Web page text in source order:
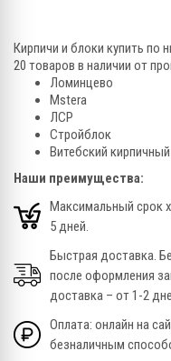
Кирпичи и блоки купить по
20 товаров в наличии от
Ломинцево
Mstera
ЛСР
Стройблок
Витебский
Наши преимущества:
Максимальный срок
5 дней.
Быстрая доставка.
после оформления
доставка – от 1-2
Оплата: онлайн на
безналичным